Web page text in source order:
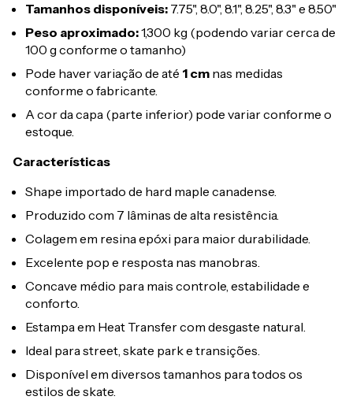
Tamanhos disponíveis: 7.75", 8.0", 8.1", 8.25", 8.3" e 8.50"
Peso aproximado:1,300 kg (podendo variar cerca de
100 g conforme o tamanho)
Pode haver variação de até 1 cm nas medidas
conforme o fabricante.
A cor da capa (parte inferior) pode variar conforme o
estoque.
Características
Shape importado de hard maple canadense.
Produzido com 7 lâminas de alta resistência.
Colagem em resina epóxi para maior durabilidade.
Excelente pop e resposta nas manobras.
Concave médio para mais controle, estabilidade e
conforto.
Estampa em Heat Transfer com desgaste natural.
Ideal para street, skate park e transições.
Disponível em diversos tamanhos para todos os
estilos de skate.